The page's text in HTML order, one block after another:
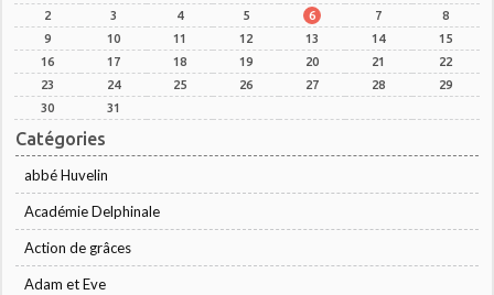
2
3 4 5 6 7
8
9
10 11 12 13 14
15
16
17 18 19 20 21
22
23
24 25 26 27 28
29
30
31
Catégories
abbé Huvelin
Académie Delphinale
Action de grâces
Adam et Eve